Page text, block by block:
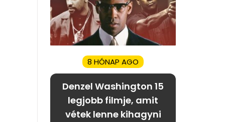
8 HÓNAP AGO
Denzel Washington 15
legjobb filmje, amit
vétek lenne kihagyni